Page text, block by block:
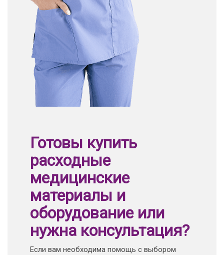
Готовы купить
расходные
медицинские
материалы и
оборудование или
нужна консультация?
Если вам необходима помощь с выбором